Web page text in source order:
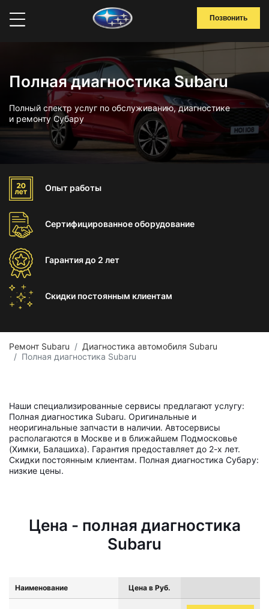
Позвонить
Полная диагностика Subaru
Полный спектр услуг по обслуживанию, диагностике
и ремонту Субару
Опыт работы
Сертифицированноеоборудование
Гарантиядо 2 лет
Скидки постоянным клиентам
Ремонт Subaru
Диагностика автомобиля Subaru
Полная диагностика Subaru
Наши специализированные сервисы предлагают услугу:
Полная диагностика Subaru. Оригинальные и
неоригинальные запчасти в наличии. Автосервисы
располагаются в Москве и в ближайшем Подмосковье
(Химки, Балашиха). Гарантия предоставляет до 2-х лет.
Скидки постоянным клиентам. Полная диагностика Субару:
низкие цены.
Цена - полная диагностика
Subaru
Наименование Цена в Руб.